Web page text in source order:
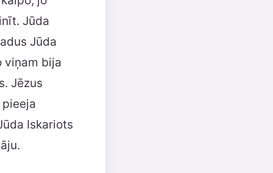
Jūda
Jūda
viņam bija
Jēzus
Iskariots